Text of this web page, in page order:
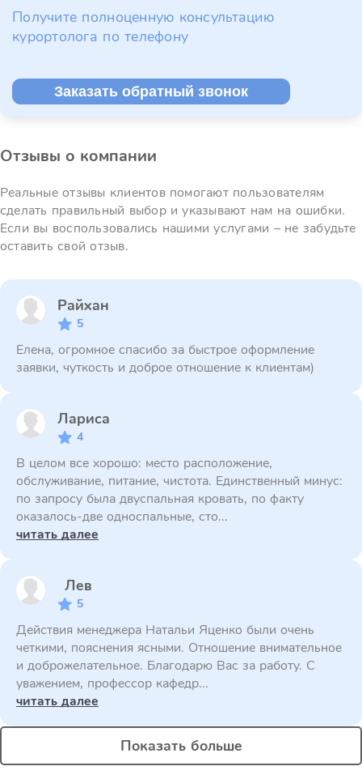
Получите полноценную консультацию
курортолога по телефону
Заказать обратный звонок
Отзывы о компании
Реальные отзывы клиентов помогают пользователям
сделать правильный выбор и указывают нам на ошибки.
Если вы воспользовались нашими услугами – не забудьте
оставить свой отзыв.
Райхан
5
Елена, огромное спасибо за быстрое оформление
заявки, чуткость и доброе отношение к клиентам)
Лариса
4
В целом все хорошо: место расположение,
обслуживание, питание, чистота. Единственный минус:
по запросу была двуспальная кровать, по факту
оказалось-две односпальные, сто...
читать далее
Лев
5
Действия менеджера Натальи Яценко были очень
четкими, пояснения ясными. Отношение внимательное
и доброжелательное. Благодарю Вас за работу. С
уважением, профессор кафедр...
читать далее
Показать больше